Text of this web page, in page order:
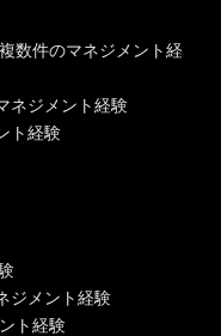
数件のマネジメント経
ネジメント経験
ト経験
ジメント経験
ト経験